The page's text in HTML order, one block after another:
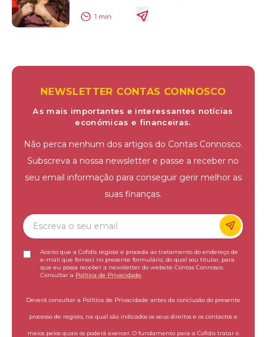
1 min
NEWSLETTER CONTAS CONNOSCO
As mais importantes e interessantes notícias
económicas e financeiras.
Não perca nenhum dos artigos do Contas Connosco.
Subscreva a nossa newsletter e passe a receber no
seu email informação para conseguir gerir melhor as
suas finanças.
Aceito que a Cofidis registe e proceda ao tratamento do endereço de
e-mail que forneci no presente formulário, do qual sou titular, para
que eu possa receber a newsletter do website Contas Connosco.
Consultar a Política de Privacidade.
Deverá consultar a Política de Privacidade antes da conclusão do presente
processo de registo, na qual são indicados os seus direitos e os contactos e
meios pelos quais os poderá exercer. O fundamento para a Cofidis tratar o